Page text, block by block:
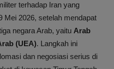
terhadap Iran yang
Mei 2026, setelah mendapat
negara Arab, yaitu Arab
(UEA). Langkah ini
dan negosiasi serius di